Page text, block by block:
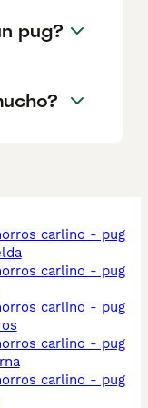
pug?